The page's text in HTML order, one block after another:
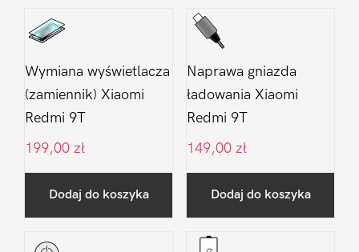
Wymiana wyświetlacza
(zamiennik) Xiaomi
Redmi 9T
199,00 zł
Dodaj do koszyka
Naprawa gniazda
ładowania Xiaomi
Redmi 9T
149,00 zł
Dodaj do koszyka